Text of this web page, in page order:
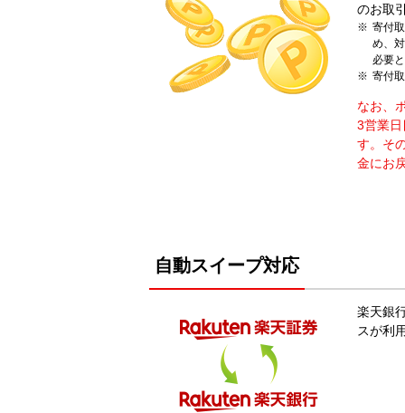
のお取
寄付
め、
必要
寄付
なお、
3営業
す。そ
金にお
自動スイープ対応
楽天銀
スが利